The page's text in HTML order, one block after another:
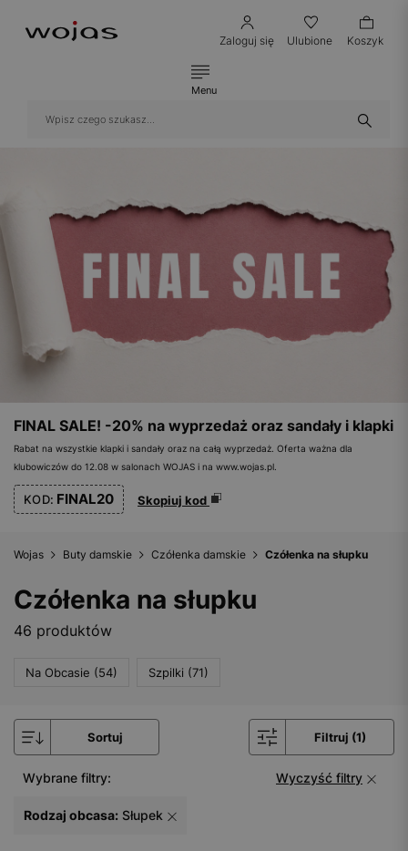
Zaloguj się Ulubione Koszyk
Menu
FINAL SALE! -20% na wyprzedaż oraz sandały i klapki
Rabat na wszystkie klapki i sandały oraz na całą wyprzedaż. Oferta ważna dla
klubowiczów do 12.08 w salonach WOJAS i na www.wojas.pl.
KOD: FINAL20 Skopiuj kod
Wojas Buty damskie Czółenka damskie Czółenka na słupku
Czółenka na słupku
46 produktów
Na Obcasie (54) Szpilki (71)
Sortuj Filtruj (1)
Wybrane filtry: Wyczyść filtry
Rodzaj obcasa: Słupek